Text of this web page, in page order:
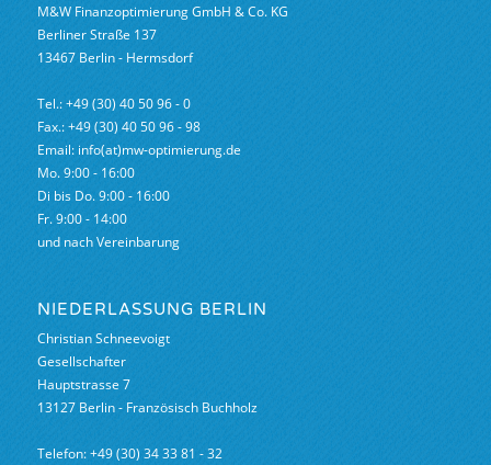
M&W Finanzoptimierung GmbH & Co. KG
Berliner Straße 137
13467 Berlin - Hermsdorf
Tel.: +49 (30) 40 50 96 - 0
Fax.: +49 (30) 40 50 96 - 98
Email: info(at)mw-optimierung.de
Mo. 9:00 - 16:00
Di bis Do. 9:00 - 16:00
Fr. 9:00 - 14:00
und nach Vereinbarung
NIEDERLASSUNG BERLIN
Christian Schneevoigt
Gesellschafter
Hauptstrasse 7
13127 Berlin - Französisch Buchholz
Telefon: +49 (30) 34 33 81 - 32